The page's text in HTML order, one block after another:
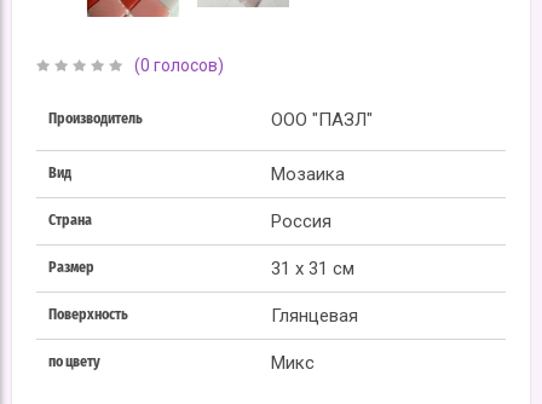
(0 голосов)
Производитель ООО "ПАЗЛ"
Вид Мозаика
Страна Россия
Размер 31 x 31 см
Поверхность Глянцевая
по цвету Микс